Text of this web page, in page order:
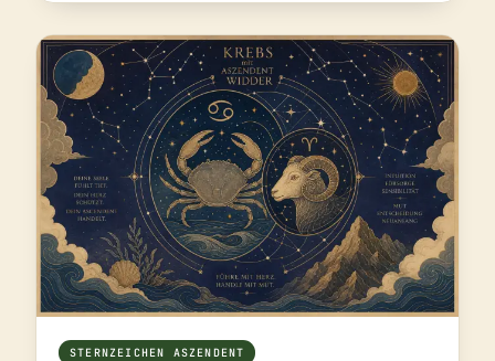
STERNZEICHEN ASZENDENT